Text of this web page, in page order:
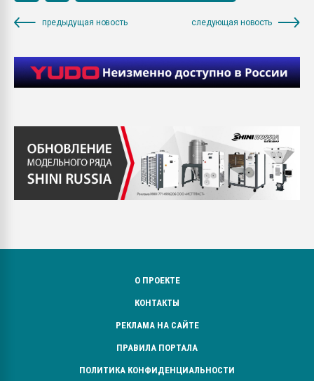
предыдущая новость следующая новость
О ПРОЕКТЕ
КОНТАКТЫ
РЕКЛАМА НА САЙТЕ
ПРАВИЛА ПОРТАЛА
ПОЛИТИКА КОНФИДЕНЦИАЛЬНОСТИ